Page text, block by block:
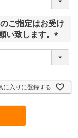
)
ご指定はお受け
い致します。
(
必
)
に入りに登録する